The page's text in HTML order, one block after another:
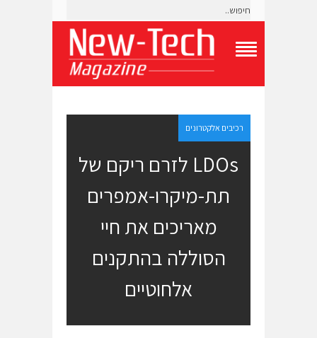
g
l
e
N
רכיבים אלקטרונים
LDOs לזרם ריקם של
תת-מיקרו-אמפרים
מאריכים את חיי
הסוללה בהתקנים
אלחוטיים